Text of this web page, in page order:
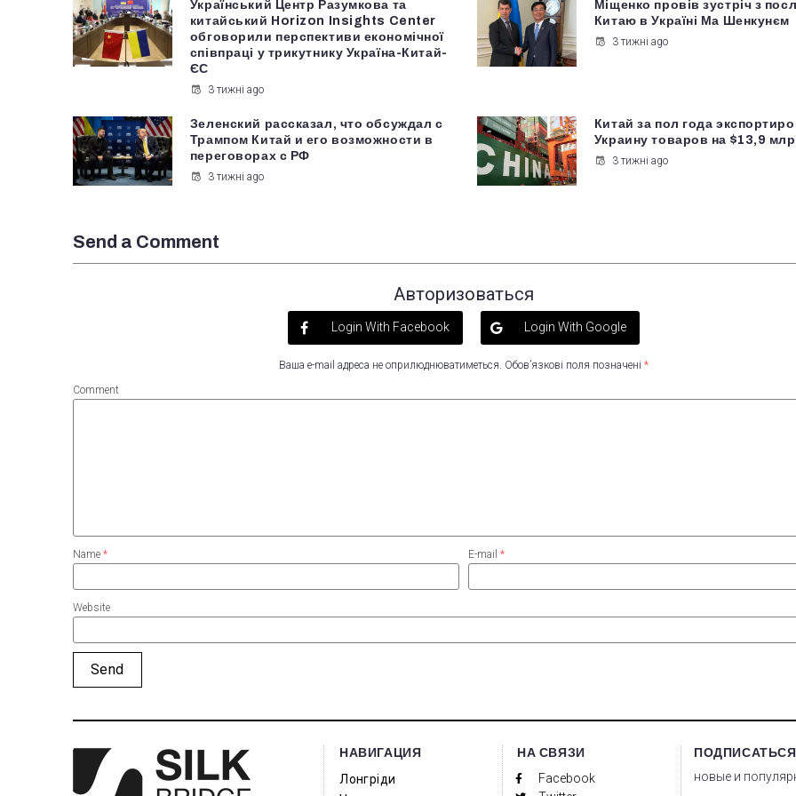
Український Центр Разумкова та
китайський Horizon Insights Center
обговорили перспективи економічної
співпраці у трикутнику Україна-Китай-
ЄС
3 тижні ago
Міщенко провів зустріч з
Китаю в Україні Ма Шенкунєм
3 тижні ago
Зеленский рассказал, что обсуждал с
Трампом Китай и его возможности в
переговорах с РФ
3 тижні ago
Китай за пол года
Украину товаров на $13,9
3 тижні ago
Send a Comment
Авторизоваться
Login With Facebook Login With Google
Ваша e-mail адреса не оприлюднюватиметься. Обов’язкові поля позначені *
Comment
Name * E-mail *
Website
НАВИГАЦИЯ
Лонгріди
НА СВЯЗИ
Facebook
новые и